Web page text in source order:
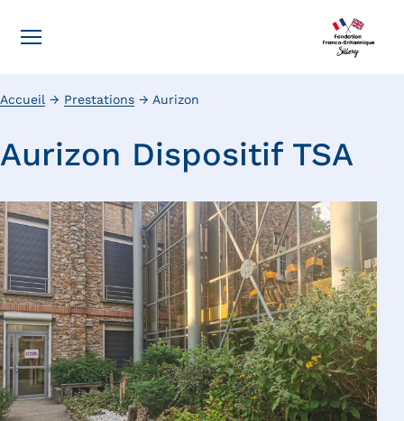
Accueil → Prestations → Aurizon
Aurizon Dispositif TSA